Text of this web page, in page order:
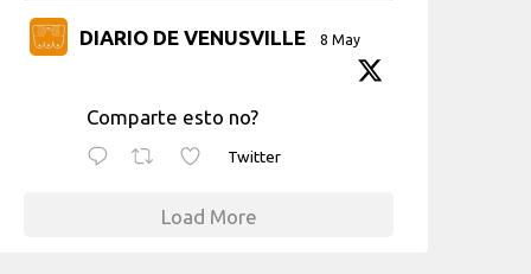
DIARIO DE VENUSVILLE 8 May
Comparte esto no?
Twitter
Load More